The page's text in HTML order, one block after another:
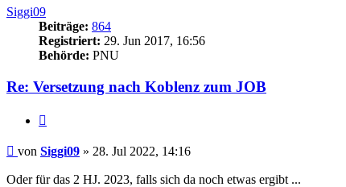
Siggi09
Beiträge: 864
Registriert: 29. Jun 2017, 16:56
Behörde: PNU
Re: Versetzung nach Koblenz zum JOB
Beitrag
von Siggi09 » 28. Jul 2022, 14:16
Oder für das 2 HJ. 2023, falls sich da noch etwas ergibt ...